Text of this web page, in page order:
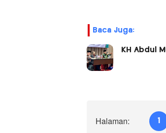
Baca Juga:
KH Abdul
Halaman: 1